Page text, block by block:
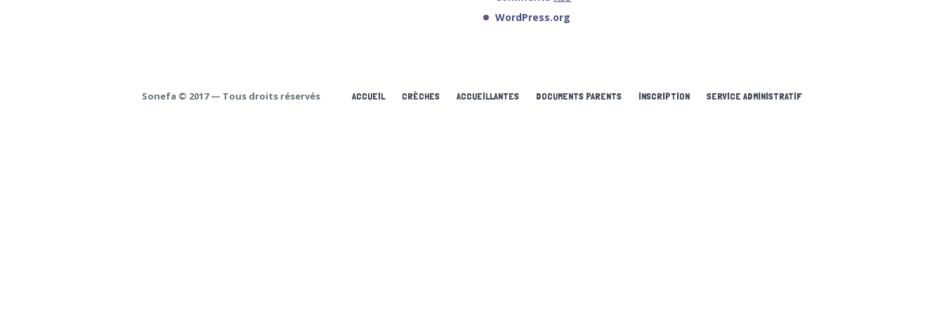
WordPress.org
ACCUEIL CRÈCHES ACCUEILLANTES DOCUMENTS PARENTS INSCRIPTION SERVICE ADMINISTRATIF
Sonefa © 2017 — Tous droits réservés